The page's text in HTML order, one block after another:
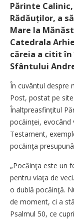
Părinte
Rădăuților, a
Mare la
Catedrala
căreia a citit
Sfântului
În cuvântul despre
Post, postat pe
Înalt­preasfințitul
pocăinței, evocând
Testament,
pocăinţa
„Pocăinţa este un
pentru viaţa de
o dublă pocăinţă.
de moment, ci a
Psalmul 50, ce